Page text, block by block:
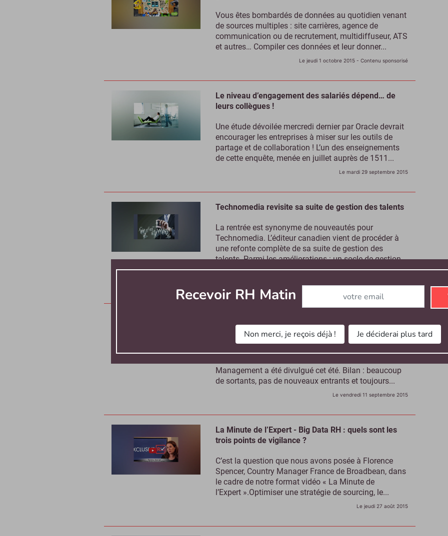
Vous êtes bombardés de données au quotidien venant
de sources multiples : site carrières, agence de
communication ou de recrutement, multidiffuseur, ATS
et autres… Compiler ces données et leur donner...
Le jeudi 1 octobre 2015 - Contenu sponsorisé
Le niveau d’engagement des salariés dépend… de
leurs collègues !
Une étude dévoilée mercredi dernier par Oracle devrait
encourager les entreprises à miser sur les outils de
partage et de collaboration ! L’un des enseignements
de cette enquête, menée en juillet auprès de 1511...
Le mardi 29 septembre 2015
Technomedia revisite sa suite de gestion des talents
La rentrée est synonyme de nouveautés pour
Technomedia. L’éditeur canadien vient de procéder à
une refonte complète de sa suite de gestion des
talents. Parmi les améliorations : un socle de gestion
RH permettant aux entreprises de coordonner, au...
nouveau « Carré Magique » de Gartner ?
Management a été divulgué cet été. Bilan : beaucoup
de sortants, pas de nouveaux entrants et toujours...
Le vendredi 11 septembre 2015
La Minute de l’Expert - Big Data RH : quels sont les
trois points de vigilance ?
C’est la question que nous avons posée à Florence
Spencer, Country Manager France de Broadbean, dans
le cadre de notre format vidéo « La Minute de
l’Expert ».Optimiser une stratégie de sourcing, le...
Le jeudi 27 août 2015
Recevoir RH Matin Abonnez-vous à notre newsletter
Non merci, je reçois déjà ! Je déciderai plus tard